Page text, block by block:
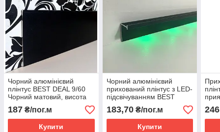
Чорний алюмінієвий
плінтус BEST DEAL 9/60
Чорний матовий, висота
187 ₴/пог.м
Купити
Чорний алюмінієвий
прихований плінтус з LED-
підсвічуванням BEST
матовий 20 мм, довжина
2,5 м
183,70₴/пог.м
Купити